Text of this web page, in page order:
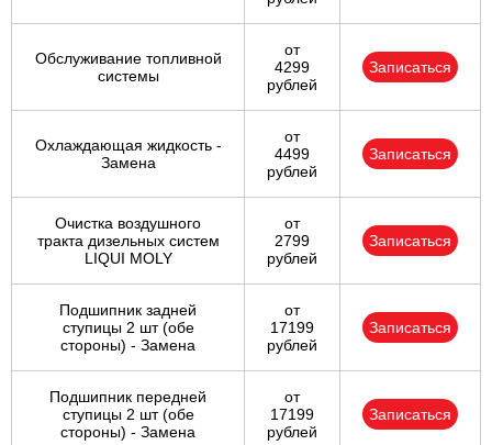
Обслуживание топливной
системы
от
4299
рублей
Записаться
Охлаждающая жидкость -
Замена
от
4499
рублей
Записаться
Очистка воздушного
тракта дизельных систем
LIQUI MOLY
от
2799
рублей
Записаться
Подшипник задней
ступицы 2 шт (обе
стороны) - Замена
от
17199
рублей
Записаться
Подшипник передней
ступицы 2 шт (обе
стороны) - Замена
от
17199
рублей
Записаться